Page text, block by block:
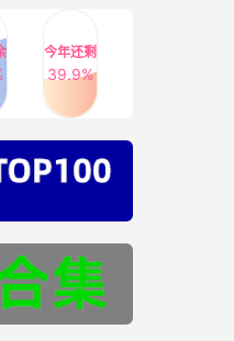
今年还剩
39.9%